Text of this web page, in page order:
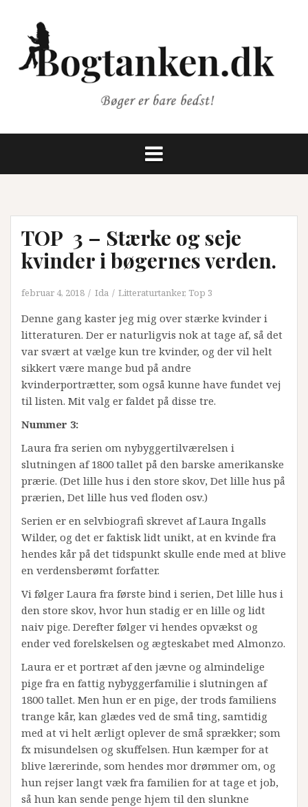
indhold
TOP 3 – Stærke og seje
kvinder i bøgernes verden.
februar 4, 2018 Ida Litteraturtanker, Top 3
Denne gang kaster jeg mig over stærke kvinder i
litteraturen. Der er naturligvis nok at tage af, så det
var svært at vælge kun tre kvinder, og der vil helt
sikkert være mange bud på andre
kvinderportrætter, som også kunne have fundet vej
til listen. Mit valg er faldet på disse tre.
Nummer 3:
Laura fra serien om nybyggertilværelsen i
slutningen af 1800 tallet på den barske amerikanske
prærie. (Det lille hus i den store skov, Det lille hus på
prærien, Det lille hus ved floden osv.)
Serien er en selvbiografi skrevet af Laura Ingalls
Wilder, og det er faktisk lidt unikt, at en kvinde fra
hendes kår på det tidspunkt skulle ende med at blive
en verdensberømt forfatter.
Vi følger Laura fra første bind i serien, Det lille hus i
den store skov, hvor hun stadig er en lille og lidt
naiv pige. Derefter følger vi hendes opvækst og
ender ved forelskelsen og ægteskabet med Almonzo.
Laura er et portræt af den jævne og almindelige
pige fra en fattig nybyggerfamilie i slutningen af
1800 tallet. Men hun er en pige, der trods familiens
trange kår, kan glædes ved de små ting, samtidig
med at vi helt ærligt oplever de små sprækker; som
fx misundelsen og skuffelsen. Hun kæmper for at
blive lærerinde, som hendes mor drømmer om, og
hun rejser langt væk fra familien for at tage et job,
så hun kan sende penge hjem til den slunkne